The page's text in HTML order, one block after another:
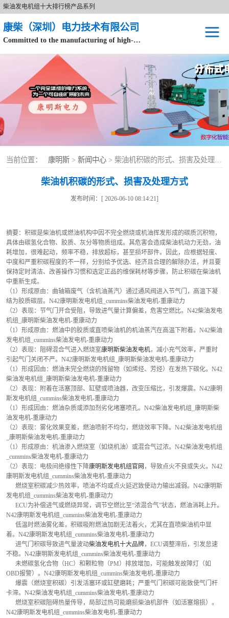
柴油发电机组十大排行榜产品系列
康柴（深圳）电力技术有限公司
Committed to the manufacturing of high-end brand diesel generator sets.
当前位置： 康明斯 > 新闻中心 > 柴油机积碳的形式、损害及处理方式
柴油机积碳的形式、损害及处理方式
发布时间：[ 2026-06-10 08:14:21]
摘要：积碳是柴油机或燃油机构中因不完全燃烧或机油挥发形成的碳质沉积物，
具体由碳氢化合物、胶质、灰分等物质组成。其危害会造成柴油机动力无劲，油
耗增加，很难起动，频率不稳，排放超标，甚至损坏部件。因此，应根据轻度、
中度和严重积碳程度的不一样，分别给予优选、经济且合理的解除办法，并且要
保持定时清洁、改善操作习惯和选定正品的维保耗材等步骤，防止积碳在柴油机
中重新生成。
（1）形成原由：曲轴箱废气（含机油蒸汽）通过通风阀进入节气门，高温下凝
结为胶质碳层。N42康明斯发电机组_cummins柴油发电机-重康动力
（2）表现：节气门开合受阻，导致进气量计算偏差，危害空燃比。N42柴油发电
机组_康明斯柴油发电机-重康动力
（1）形成原由：燃油中的胶质或直喷柴油机的机油蒸汽在高温下附着。N42柴油
发电机组_cummins柴油发电机-重康动力
（2）表现：阻碍混合气进入燃烧室康明斯柴油发电机，减小充气效率，严重时
引起气门关闭不严。N42康明斯发电机组_康明斯柴油发电机-重康动力
（1）形成因由：燃油未完全燃烧的残留物（如烯烃、芳烃）在发热下碳化。N42
柴油发电机组_康明斯柴油发电机-重康动力
（2）表现：附着在活塞顶部、缸壁或喷油器，改变压缩比，引发爆震。N42康明
斯发电机组_cummins柴油发电机-重康动力
（1）形成因由：燃油杂质或添加剂劣化堵塞喷孔。N42柴油发电机组_康明斯柴
油发电机-重康动力
（2）表现：雾化效果变差，燃油喷射不均匀，燃烧效率下降。N42柴油发电机组
_康明斯柴油发电机-重康动力
（1）形成原由：机油渗入燃烧室（如烧机油）或混合气过浓。N42柴油发电机组
_cummins柴油发电机-重康动力
（2）表现：电极间绝缘性下降康明斯发电机组官网 ，导致点火不良或失火。N42
康明斯发电机组_cummins柴油发电机-重康动力
燃烧室积碳减少热效率，喷油不均或点火延迟致使动力输出减弱。N42康明斯
发电机组_cummins柴油发电机-重康动力
ECU为补偿进气或燃烧异常，调节空燃比至“浓混合气”状态，燃油消耗上升。
N42康明斯发电机组_cummins柴油发电机-重康动力
低温时燃油雾化差，积碳吸附燃油加剧无法着火，尤其在直喷柴油机中显
着。N42康明斯发电机组_cummins柴油发电机-重康动力
进气门积碳导致进气量波动柴油发电机十大品牌，ECU调整滞后，引发怠速
不稳。N42康明斯发电机组_cummins柴油发电机-重康动力
未燃碳氢化合物（HC）和颗粒物（PM）排放增加，可能触发故障灯（如
OBD报警）。N42康明斯发电机组_cummins柴油发电机-重康动力
爆震（燃烧室积碳）引发活塞环或缸壁磨耗；严重气门积碳可能致使气门杆
卡滞。N42柴油发电机组_cummins柴油发电机-重康动力
燃烧室积碳阻碍热量传导，局部过热可能磨损柴油机部件（如活塞熔损）。
N42康明斯发电机组_cummins柴油发电机-重康动力
静音型
移动电站
康明斯配件